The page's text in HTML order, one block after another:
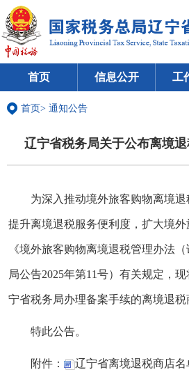
首页 信息公开 工
首页> 通知公告
辽宁省税务局关于公布离境
为深入推动境外旅客购物离境
提升离境退税服务便利度，扩大境
《境外旅客购物离境退税管理办法
局公告2025年第11号）有关规定，
宁省税务局办理备案手续的离境退税
特此公告。
附件： 辽宁省离境退税商店名